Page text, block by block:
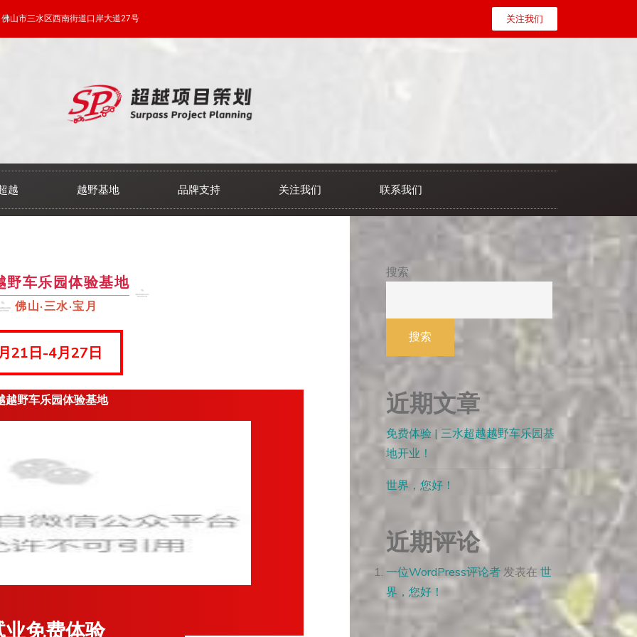
佛山市三水区西南街道口岸大道27号 关注我们
越 越野基地 品牌支持 关注我们 联系我们
野车乐园体验基地
佛山·三水·宝月
21日-4月27日
越野车乐园体验基地
业免费体验
搜索
搜索
近期文章
免费体验 | 三水超越越野车乐园基
地开业！
世界，您好！
近期评论
一位WordPress评论者 发表在世
界，您好！